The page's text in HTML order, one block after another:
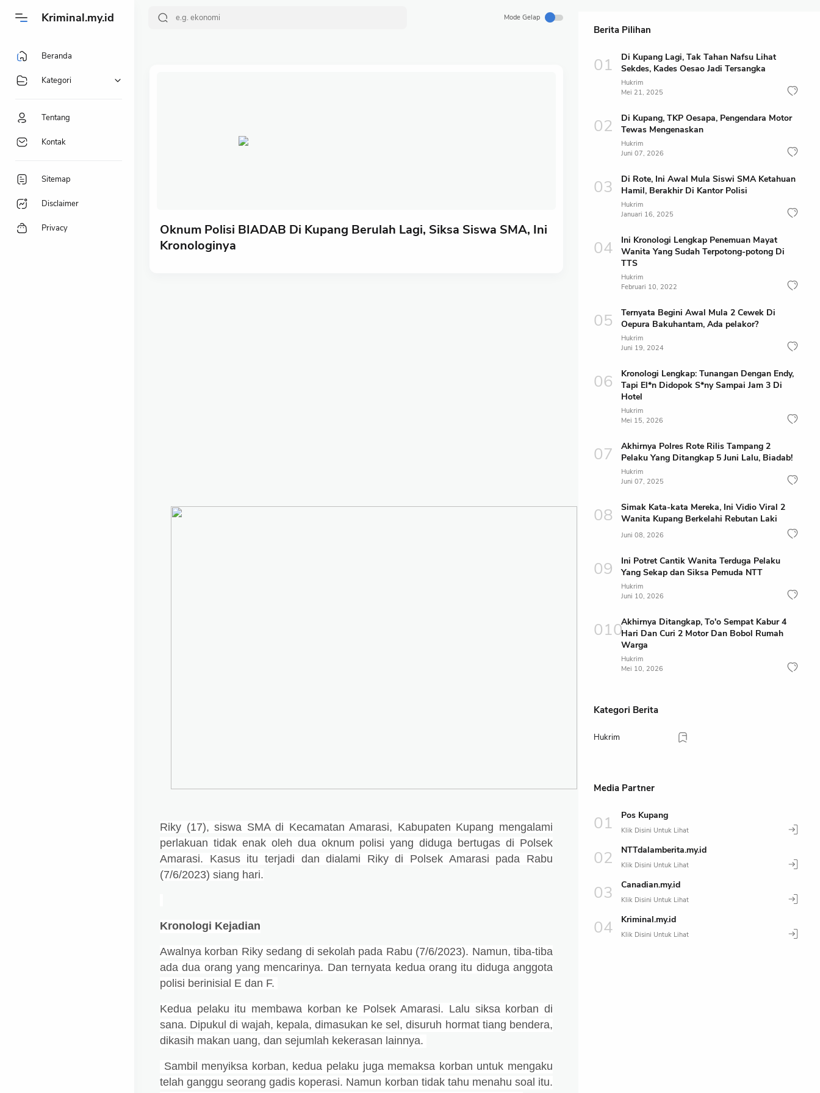
Kriminal.my.id Mode Gelap
Oknum Polisi BIADAB Di Kupang Berulah Lagi, Siksa Siswa SMA, Ini
Kronologinya
Riky (17),siswa SMA di Kecamatan Amarasi, Kabupaten Kupang mengalami
perlakuan tidak enak oleh dua oknum polisi yang diduga bertugas di Polsek
Amarasi. Kasus itu terjadi dan dialami Riky di Polsek Amarasi pada Rabu
(7/6/2023) siang hari.
Kronologi Kejadian
Awalnya korban Riky sedang di sekolah pada Rabu (7/6/2023). Namun, tiba-tiba
ada dua orang yang mencarinya. Dan ternyata kedua orang itu diduga anggota
polisi berinisial E dan F.
Kedua pelaku itu membawa korban ke Polsek Amarasi. Lalu siksa korban di
sana. Dipukul di wajah, kepala, dimasukan ke sel, disuruh hormat tiang bendera,
dikasih makan uang, dan sejumlah kekerasan lainnya.
Sambil menyiksa korban, kedua pelaku juga memaksa korban untuk mengaku
telah ganggu seorang gadis koperasi. Namun korban tidak tahu menahu soal itu.
Berita Pilihan
Di Kupang Lagi, Tak Tahan Nafsu Lihat
Sekdes, Kades Oesao Jadi Tersangka
Hukrim
Mei 21, 2025
Di Kupang, TKP Oesapa, Pengendara Motor
Tewas Mengenaskan
Hukrim
Juni 07, 2026
Di Rote, Ini Awal Mula Siswi SMA Ketahuan
Hamil, Berakhir Di Kantor Polisi
Hukrim
Januari 16, 2025
Ini Kronologi Lengkap Penemuan Mayat
Wanita Yang Sudah Terpotong-potong Di
TTS
Hukrim
Februari 10, 2022
Ternyata Begini Awal Mula 2 Cewek Di
Oepura Bakuhantam, Ada pelakor?
Hukrim
Juni 19, 2024
Kronologi Lengkap: Tunangan Dengan Endy,
Tapi El*n Didopok S*ny Sampai Jam 3 Di
Hotel
Hukrim
Mei 15, 2026
Akhirnya Polres Rote Rilis Tampang 2
Pelaku Yang Ditangkap 5 Juni Lalu, Biadab!
Hukrim
Juni 07, 2025
Simak Kata-kata Mereka, Ini Vidio Viral 2
Wanita Kupang Berkelahi Rebutan Laki
Juni 08, 2026
Ini Potret Cantik Wanita Terduga Pelaku
Yang Sekap dan Siksa Pemuda NTT
Hukrim
Juni 10, 2026
Akhirnya Ditangkap, To'o Sempat Kabur 4
Hari Dan Curi 2 Motor Dan Bobol Rumah
Warga
Hukrim
Mei 10, 2026
Kategori Berita
Hukrim
Media Partner
Pos Kupang
NTTdalamberita.my.id
Canadian.my.id
Kriminal.my.id
Beranda
Kategori
Tentang
Kontak
Sitemap
Disclaimer
Privacy